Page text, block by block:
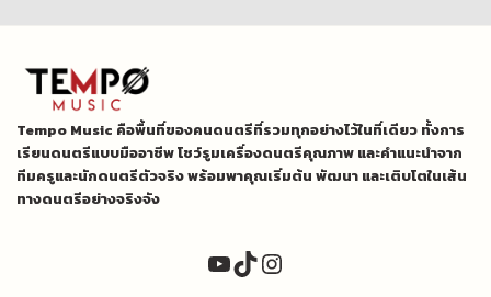
Tempo Music คือพื้นที่ของคนดนตรีที่รวมทุกอย่างไว้ในที่เดียว ทั้งการ
เรียนดนตรีแบบมืออาชีพ โชว์รูมเครื่องดนตรีคุณภาพ และคำแนะนำจาก
ทีมครูและนักดนตรีตัวจริง พร้อมพาคุณเริ่มต้น พัฒนา และเติบโตในเส้น
ทางดนตรีอย่างจริงจัง
YouTube
TikTok
Instagram